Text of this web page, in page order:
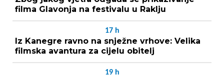
filma Glavonja na festivalu u Raklju
17 h
Iz Kanegre ravno na snježne vrhove: Velika
filmska avantura za cijelu obitelj
19 h